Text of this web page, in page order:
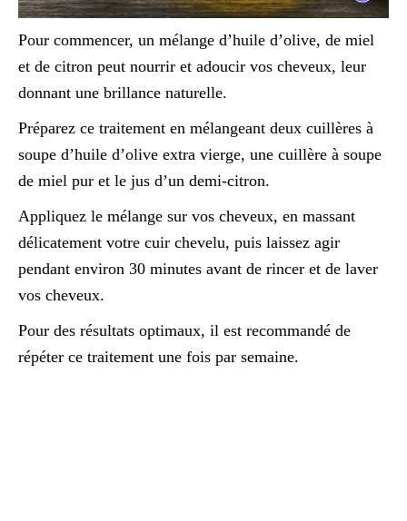
Pour commencer, un mélange d’huile d’olive, de miel
et de citron peut nourrir et adoucir vos cheveux, leur
donnant une brillance naturelle.
Préparez ce traitement en mélangeant deux cuillères à
soupe d’huile d’olive extra vierge, une cuillère à soupe
de miel pur et le jus d’un demi-citron.
Appliquez le mélange sur vos cheveux, en massant
délicatement votre cuir chevelu, puis laissez agir
pendant environ 30 minutes avant de rincer et de laver
vos cheveux.
Pour des résultats optimaux, il est recommandé de
répéter ce traitement une fois par semaine.